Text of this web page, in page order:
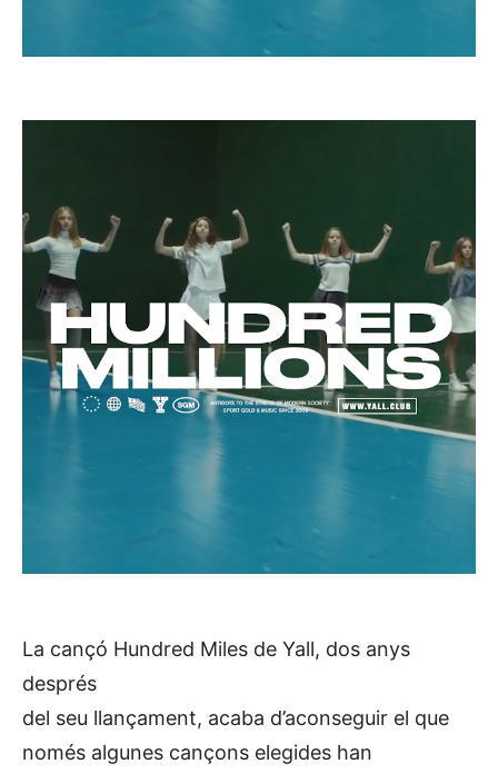
La cançó Hundred Miles de Yall, dos anys
després
del seu llançament, acaba d’aconseguir el que
només algunes cançons elegides han